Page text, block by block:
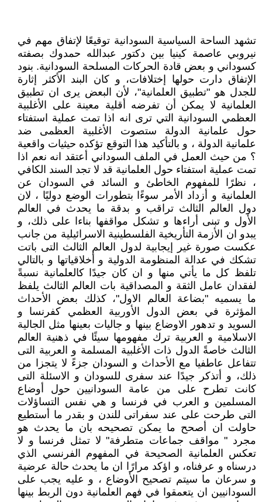
تشهد الساحة السياسية السودانية توقيعًا لإتفاق مهم في
نيروبي عاصمة كينيا بين دكتور عبدالله حمدوك بصفته
كسوداني و بعض قادة الحركات المسلحة السودانية. بنود
الإتفاق دارت حولها إختلافات، و كان البند الأكثر إثارة
للجدل هو "تطبيق العلمانية"، لأن البعض يرى ان تطبيق
العلمانية لا يمكن أن تفرضه أقلية معينة على الأغلبية
العظمي السودانية التي ترى انه اذا تمت عملية استفتاء
حول علمانية الدولة ستصوت الأغلبية العظمى ضد
علمانية الدولة ، و بالتأكيد هذا التوقع تؤكده حيثيات واقعية
؟ من حيث العمل في الملف السوداني أعتقد انه نعم اذا
تمت عملية استفتاء حول العلمانية قد لا تجد السند الكافي
، نظرًا للمفهوم الخاطئ و السائد في السودان عن
العلمانية و أزداد الأمر سوءًا بتطورات الوضع دوليًا ، لان
دول العالم الثالث تراقب و بدقة ما يحدث في العالم
الأول و تبنى أراءها و تشكل مواقفها بناءا على ذلك، و
يبدو ان الأزمة التأريخية الفلسطينية الاسرائيلية من جانب
عكست صورة غير إيجابية لدول العالم الثالث التى باتت
تشكك في عدالة المنظومة الدولية و أخلاقياتها و بالتالي
تلفظ كل ما يأتي منها و ان كان جيدًا كالعلمانية نسبةً
لفقدان عامل الثقة و المصداقية بات العالم الثالث يلفظ
ما يسميه "بضاعة العالم الاول"، كذلك بعض الأحداث
المؤثرة في بعض الدول الأوربية العظمي كفرنسا و
السويد و تدهور الاوضاع بينها و جاليات بعينها مثل الجالية
الاسلامية و العربية ترك مفهومها سيئًا في ذهنية العالم
الثالث خاصةً الدول ذات الأغلبية المسلمة و العربية التى
تتفاعل عاطفيا مع الأحداث و السودان جزءً لا يتجزا من
ذلك، و أتذكر جيدًا عند سفرى للسودان و الاسئلة التى
كانت تطرح على من عامة السودانيين حول أوضاع
المسلمين و العرب في فرنسا و هي نفس التساؤلات
التى طرحت على عند سفراتى للندن و بقدر ما أستطيع
حاولت ان أصحح ما يمكن تصحيحه بان ما يحدث هو
مجرد " مواقف جماعات متطرفة" لا تمثل فرنسا و لا
تعكس العلمانية الصحيحة في المفهوم الفرنسي الذي
درسناه و عرفناه، و اؤكد مرارًا ان ما يحدث حالة عرضية
و سرعان ما سيتم تصحيح الأوضاع ، و عليه يجب على
السودانيين ان يتعمقوا في فهم العلمانية دون الربط بينها